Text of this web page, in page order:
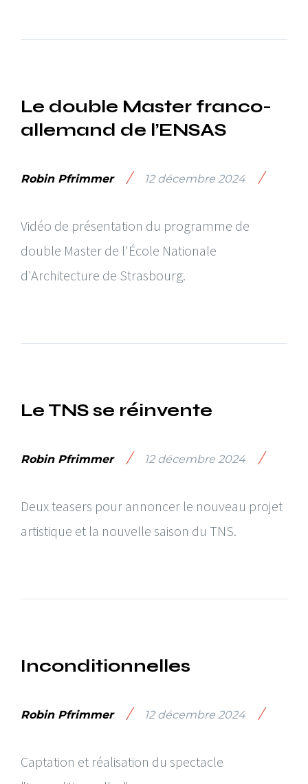
Le double Master franco-
allemand de l’ENSAS
Robin Pfrimmer / 12 décembre 2024 /
Vidéo de présentation du programme de
double Master de l'École Nationale
d'Architecture de Strasbourg.
Le TNS se réinvente
Robin Pfrimmer / 12 décembre 2024 /
Deux teasers pour annoncer le nouveau projet
artistique et la nouvelle saison du TNS.
Inconditionnelles
Robin Pfrimmer / 12 décembre 2024 /
Captation et réalisation du spectacle